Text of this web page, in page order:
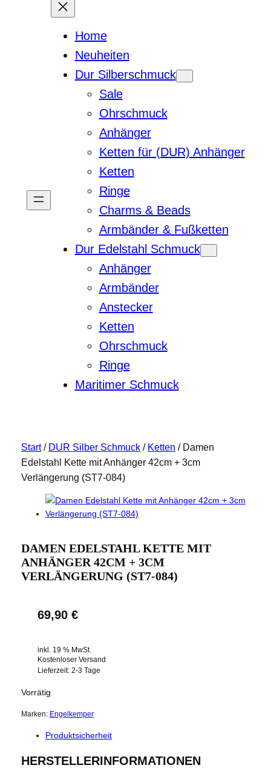
Home
Neuheiten
Dur Silberschmuck
Sale
Ohrschmuck
Anhänger
Ketten für (DUR) Anhänger
Ketten
Ringe
Charms & Beads
Armbänder & Fußketten
Dur Edelstahl Schmuck
Anhänger
Armbänder
Anstecker
Ketten
Ohrschmuck
Ringe
Maritimer Schmuck
Start/ DUR Silber Schmuck/ Ketten / Damen
Edelstahl Kette mit Anhänger 42cm + 3cm
Verlängerung (ST7-084)
DAMEN EDELSTAHL KETTE MIT
ANHÄNGER 42CM + 3CM
VERLÄNGERUNG (ST7-084)
69,90 €
inkl. 19 % MwSt.
Kostenloser Versand
Lieferzeit: 2-3 Tage
Vorrätig
Marken: Engelkemper
Produktsicherheit
HERSTELLERINFORMATIONEN